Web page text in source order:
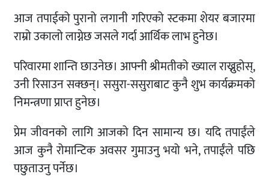
आज तपाईको पुरानो लगानी गरिएको स्टकमा शेयर बजारमा
राम्रो उकालो लाग्नेछ जसले गर्दा आर्थिक लाभ हुनेछ।
परिवारमा शान्ति छाउनेछ। आफ्नी श्रीमतीको ख्याल राख्नुहोस्,
उनी रिसाउन सक्छन्। ससुरा-ससुराबाट कुनै शुभ कार्यक्रमको
निमन्त्रणा प्राप्त हुनेछ।
प्रेम जीवनको लागि आजको दिन सामान्य छ। यदि तपाईंले
आज कुनै रोमान्टिक अवसर गुमाउनु भयो भने, तपाईंले पछि
पछुताउनु पर्नेछ।